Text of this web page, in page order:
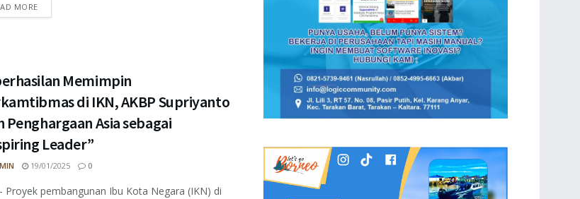
MORE
Memimpin
di IKN, AKBP Supriyanto
Penghargaan Asia sebagai
Leader”
19/01/2025 0
Proyek pembangunan Ibu Kota Negara (IKN) di